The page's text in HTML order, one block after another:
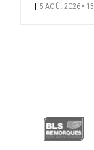
5 AOÛ. 2026 •